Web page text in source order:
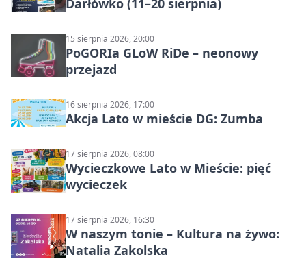
Darłówko (11–20 sierpnia)
15 sierpnia 2026, 20:00
PoGORIa GLoW RiDe – neonowy
przejazd
16 sierpnia 2026, 17:00
Akcja Lato w mieście DG: Zumba
17 sierpnia 2026, 08:00
Wycieczkowe Lato w Mieście: pięć
wycieczek
17 sierpnia 2026, 16:30
W naszym tonie – Kultura na żywo:
Natalia Zakolska